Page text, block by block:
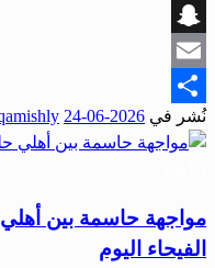
Viber
Snapchat
Email
Share
نُشر في 2026-06-24
مواجهة حاسمة بين
الفيحاء اليوم